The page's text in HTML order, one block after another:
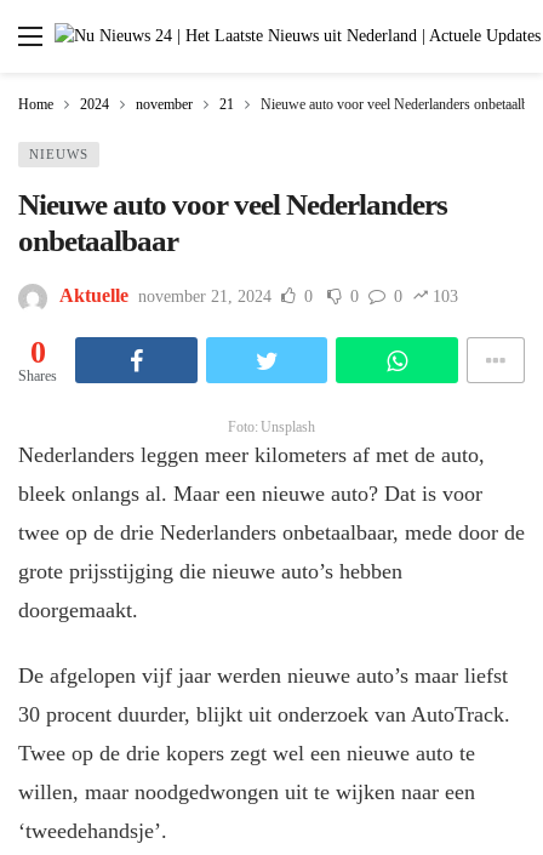
Home 2024 november 21 Nieuwe auto voor veel Nederlanders
NIEUWS
Nieuwe auto voor veel Nederlanders
onbetaalbaar
Aktuelle november 21, 2024 0 0 0 103
0
Shares
Foto: Unsplash
Nederlanders leggen meer kilometers af met de auto,
bleek onlangs al. Maar een nieuwe auto? Dat is voor
twee op de drie Nederlanders onbetaalbaar, mede door de
grote prijsstijging die nieuwe auto’s hebben
doorgemaakt.
De afgelopen vijf jaar werden nieuwe auto’s maar liefst
30 procent duurder, blijkt uit onderzoek van AutoTrack.
Twee op de drie kopers zegt wel een nieuwe auto te
willen, maar noodgedwongen uit te wijken naar een
‘tweedehandsje’.